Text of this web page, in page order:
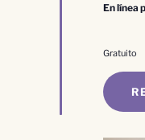
En línea
Gratuito